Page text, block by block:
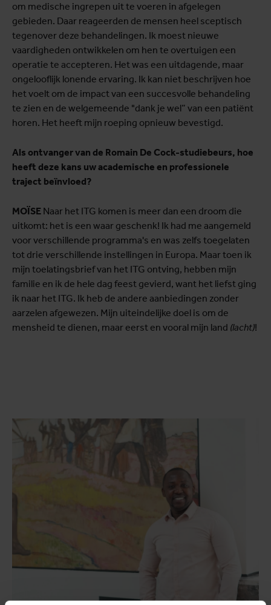
om medische ingrepen uit te voeren in afgelegen
gebieden. Daar reageerden de mensen heel sceptisch
tegenover deze behandelingen. Ik moest nieuwe
vaardigheden ontwikkelen om hen te overtuigen een
operatie te accepteren. Het was een uitdagende, maar
ongelooflijk lonende ervaring. Ik kan niet beschrijven hoe
het voelt om de impact van een succesvolle behandeling
te zien en de welgemeende "dank je wel” van een patiënt
horen. Het heeft mijn roeping opnieuw bevestigd.
Als ontvanger van de Romain De Cock-studiebeurs, hoe
heeft deze kans uw academische en professionele
traject beïnvloed?
MOÏSE Naar het ITG komen is meer dan een droom die
uitkomt: het is een waar geschenk! Ik had me aangemeld
voor verschillende programma's en was zelfs toegelaten
tot drie verschillende instellingen in Europa. Maar toen ik
mijn toelatingsbrief van het ITG ontving, hebben mijn
familie en ik de hele dag feest gevierd, want het liefst ging
ik naar het ITG. Ik heb de andere aanbiedingen zonder
aarzelen afgewezen. Mijn uiteindelijke doel is om de
mensheid te dienen, maar eerst en vooral mijn land (lacht)!